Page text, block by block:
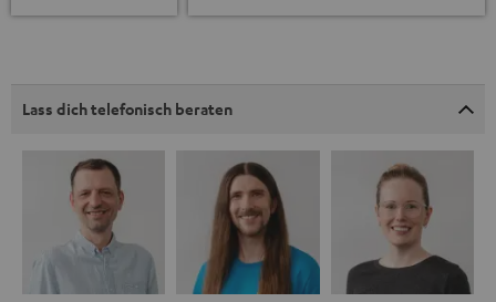
Lass dich telefonisch beraten